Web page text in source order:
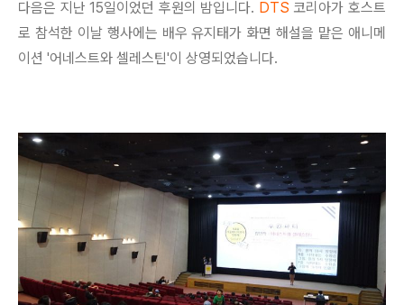
다음은 지난 15일이었던 후원의 밤입니다. DTS 코리아가 호스트
로 참석한 이날 행사에는 배우 유지태가 화면 해설을 맡은 애니메
이션 '어네스트와 셀레스틴'이 상영되었습니다.